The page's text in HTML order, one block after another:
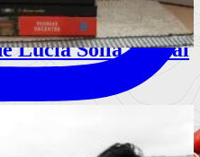
o Natal 2024
Lucía Solla Sobral